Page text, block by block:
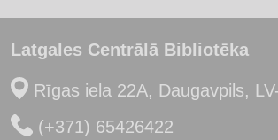
Latgales Centrālā Bibliotēka
Rīgas iela 22A, Daugavpils,
(+371) 65426422